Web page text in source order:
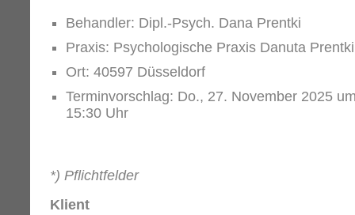
Behandler: Dipl.-Psych. Dana Prentki
Praxis: Psychologische Praxis Danuta Prentki
Ort: 40597 Düsseldorf
Terminvorschlag: Do., 27. November 2025
15:30 Uhr
*) Pflichtfelder
Klient